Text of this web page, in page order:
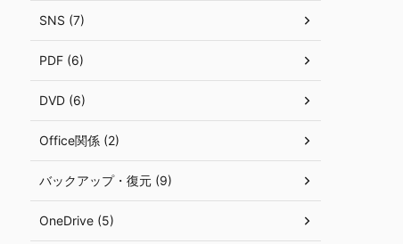
SNS (7)
PDF (6)
DVD (6)
Office関係 (2)
バックアップ・復元 (9)
OneDrive (5)